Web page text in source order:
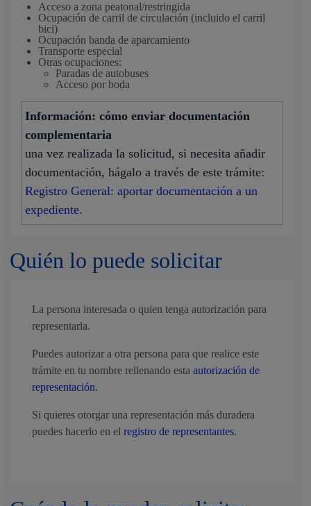
Acceso a zona peatonal/restringida
Ocupación de carril de circulación (incluido el carril
bici)
Ocupación banda de aparcamiento
Transporte especial
Otras ocupaciones:
Paradas de autobuses
Acceso por boda
Información: cómo enviar documentación
complementaria
una vez realizada la solicitud, si necesita añadir
documentación, hágalo a través de este trámite:
Registro General: aportar documentación a un
expediente.
Quién lo puede solicitar
La persona interesada o quien tenga autorización para
representarla.
Puedes autorizar a otra persona para que realice este
trámite en tu nombre rellenando estaautorización de
representación.
Si quieres otorgar una representación más duradera
puedes hacerlo en elregistro de representantes.